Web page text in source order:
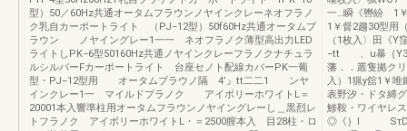
型）50／60Hz共通オータムフラウンノヤインクレーネオフラノ
ク乳自カーポートライト （PJ−12型）50f60Hz共通オータムブ
ラウン ノヤイングレー1一一 ネオフラノク薄型高出力LED
ライトしPK−6型50160Hz共通ノヤインクレーフラノクナチュラ
ルシルバーFカーポートライト 台座セノト配線カバーPK一葡
型・PJ−12型用 オータムブラウノ隔 4’』tt二二1 ンヤ
インクレー1一 マイルドプラノク アイボリーホワイトL＝
20001本入響準柱用オータムフラウンノヤイングレーし＿黒烈レ
トフラノク アイボリーホワイトL・＝2500膣本入 目28柱・ロ
一…瞬《轡紛 1
1￥督2趨30型用
（1枚入〉田《
−tt 、u暴｛
藩．．叢隻
入）1猟y舘1￥
表野汐・ドタ縛
鯵鞍・ワイヤ
◎《｝I